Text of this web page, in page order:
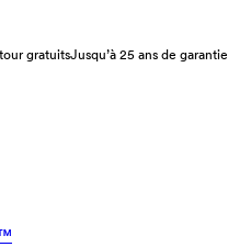
gratuitsJusqu’à 25 ans de garantie